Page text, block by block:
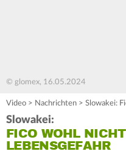
© glomex, 16.05.2024
Video > Nachrichten > Slowakei:
Slowakei:
FICO WOHL
LEBENSGEFAHR